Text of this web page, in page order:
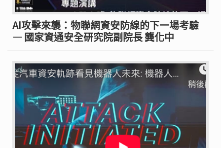
AI攻擊來襲：物聯網資安防線的下一場考驗
— 國家資通安全研究院副院長 龔化中